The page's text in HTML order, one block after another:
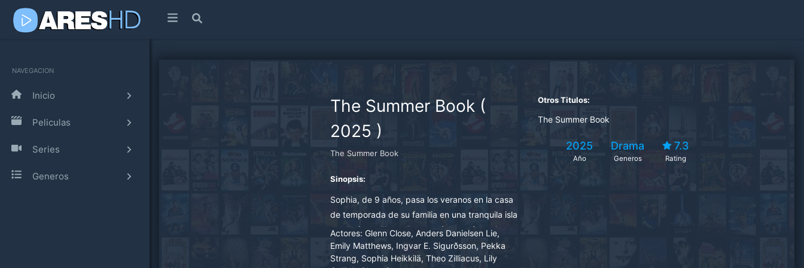
NAVEGACION
Inicio
Peliculas
Series
Generos
The Summer Book (
2025 )
The Summer Book
Sinopsis:
Sophia, de 9 años, pasa los veranos en la casa
de temporada de su familia en una tranquila isla
del Golfo de Finlandia, pero éste será el primer
verano sin su madre. Su padre sigue
anestesiado por el dolor, mientras que su abuela
Actores: Glenn Close, Anders Danielsen Lie,
Emily Matthews, Ingvar E. Sigurðsson, Pekka
Strang, Sophia Heikkilä, Theo Zilliacus, Lily
Otros Titulos:
The Summer Book
2025
Año
Drama
Generos
7.3
Rating